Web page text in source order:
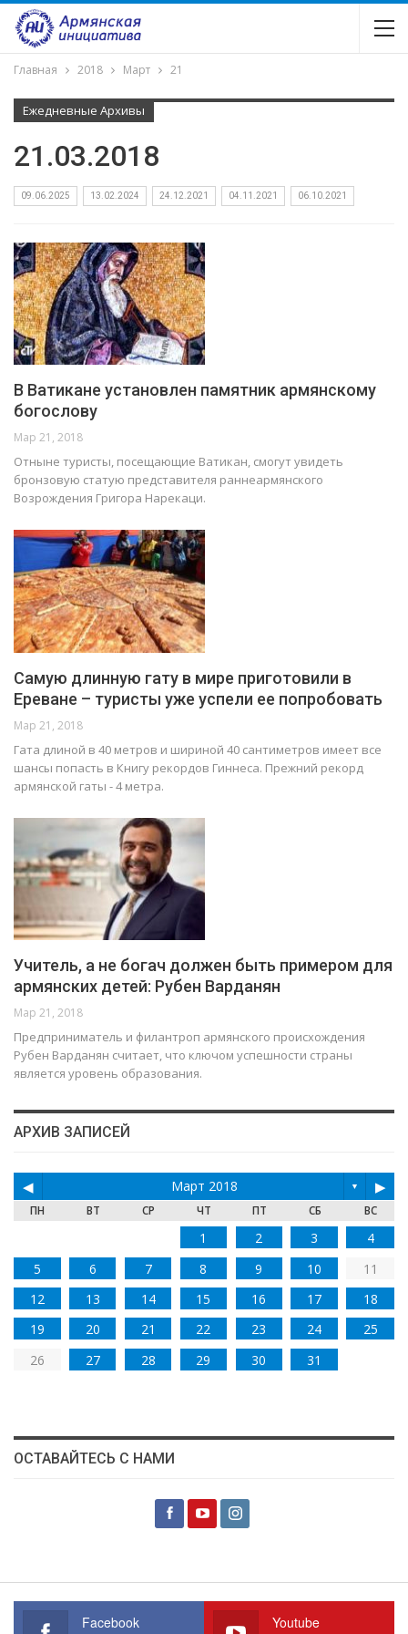
Главная 2018 Март 21
Ежедневные Архивы
21.03.2018
09.06.2025 13.02.2024 24.12.2021 04.11.2021 06.10.2021
В Ватикане установлен памятник армянскому
богослову
Мар 21, 2018
Отныне туристы, посещающие Ватикан, смогут увидеть
бронзовую статую представителя раннеармянского
Возрождения Григора Нарекаци.
Самую длинную гату в мире приготовили в
Ереване – туристы уже успели ее попробовать
Мар 21, 2018
Гата длиной в 40 метров и шириной 40 сантиметров имеет все
шансы попасть в Книгу рекордов Гиннеса. Прежний рекорд
армянской гаты - 4 метра.
Учитель, а не богач должен быть примером для
армянских детей: Рубен Варданян
Мар 21, 2018
Предприниматель и филантроп армянского происхождения
Рубен Варданян считает, что ключом успешности страны
является уровень образования.
АРХИВ ЗАПИСЕЙ
◀ Март 2018 ▼ ▶
ПН ВТ СР ЧТ ПТ СБ ВС
1 2 3
4
5
6 7 8 9 10
11
12
13 14 15 16 17
18
19
20 21 22 23 24
25
26
27 28 29 30 31
ОСТАВАЙТЕСЬ С НАМИ
Facebook Youtube